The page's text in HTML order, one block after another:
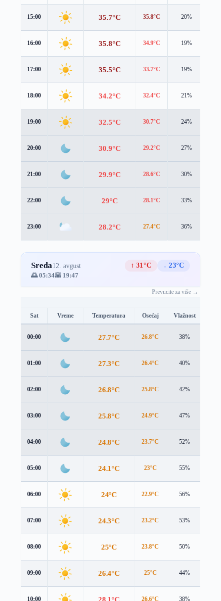
15:00 35.7°C 35.8°C 20%
16:00 35.8°C 34.9°C 19%
17:00 35.5°C 33.7°C 19%
18:00 34.2°C 32.4°C 21%
19:00 32.5°C 30.7°C 24%
20:00 30.9°C 29.2°C 27%
21:00 29.9°C 28.6°C 30%
22:00 29°C 28.1°C 33%
23:00 28.2°C 27.4°C 36%
Sreda12. avgust ↑ 31°C
↓ 23°C
🌅 05:34🌇 19:47
Prevucite za više →
Sat Vreme Temperatura Osećaj Vlažnost
00:00 27.7°C 26.8°C 38%
01:00 27.3°C 26.4°C 40%
02:00 26.8°C 25.8°C 42%
03:00 25.8°C 24.9°C 47%
04:00 24.8°C 23.7°C 52%
05:00 24.1°C 23°C 55%
06:00 24°C 22.9°C 56%
07:00 24.3°C 23.2°C 53%
08:00 25°C 23.8°C 50%
09:00 26.4°C 25°C 44%
10:00 28.1°C 26.6°C 38%